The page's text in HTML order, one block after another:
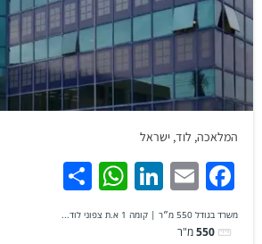
המלאכה, לוד, ישראל
Facebook
Email
LinkedIn
WhatsApp
Share
משרד בגודל 550 מ״ר | קומה 1 א.ת צפוני לוד...
550מ"ר